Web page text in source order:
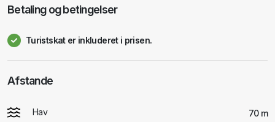
Betaling og betingelser
Turistskat er inkluderet i prisen.
Afstande
Hav 70 m